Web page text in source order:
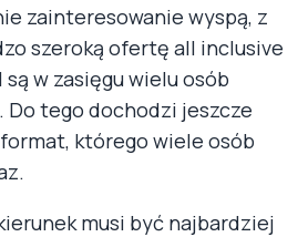
zainteresowanie wyspą, z
szeroką ofertę all inclusive
w zasięgu wielu osób
Do tego dochodzi jeszcze
którego wiele osób
musi być najbardziej